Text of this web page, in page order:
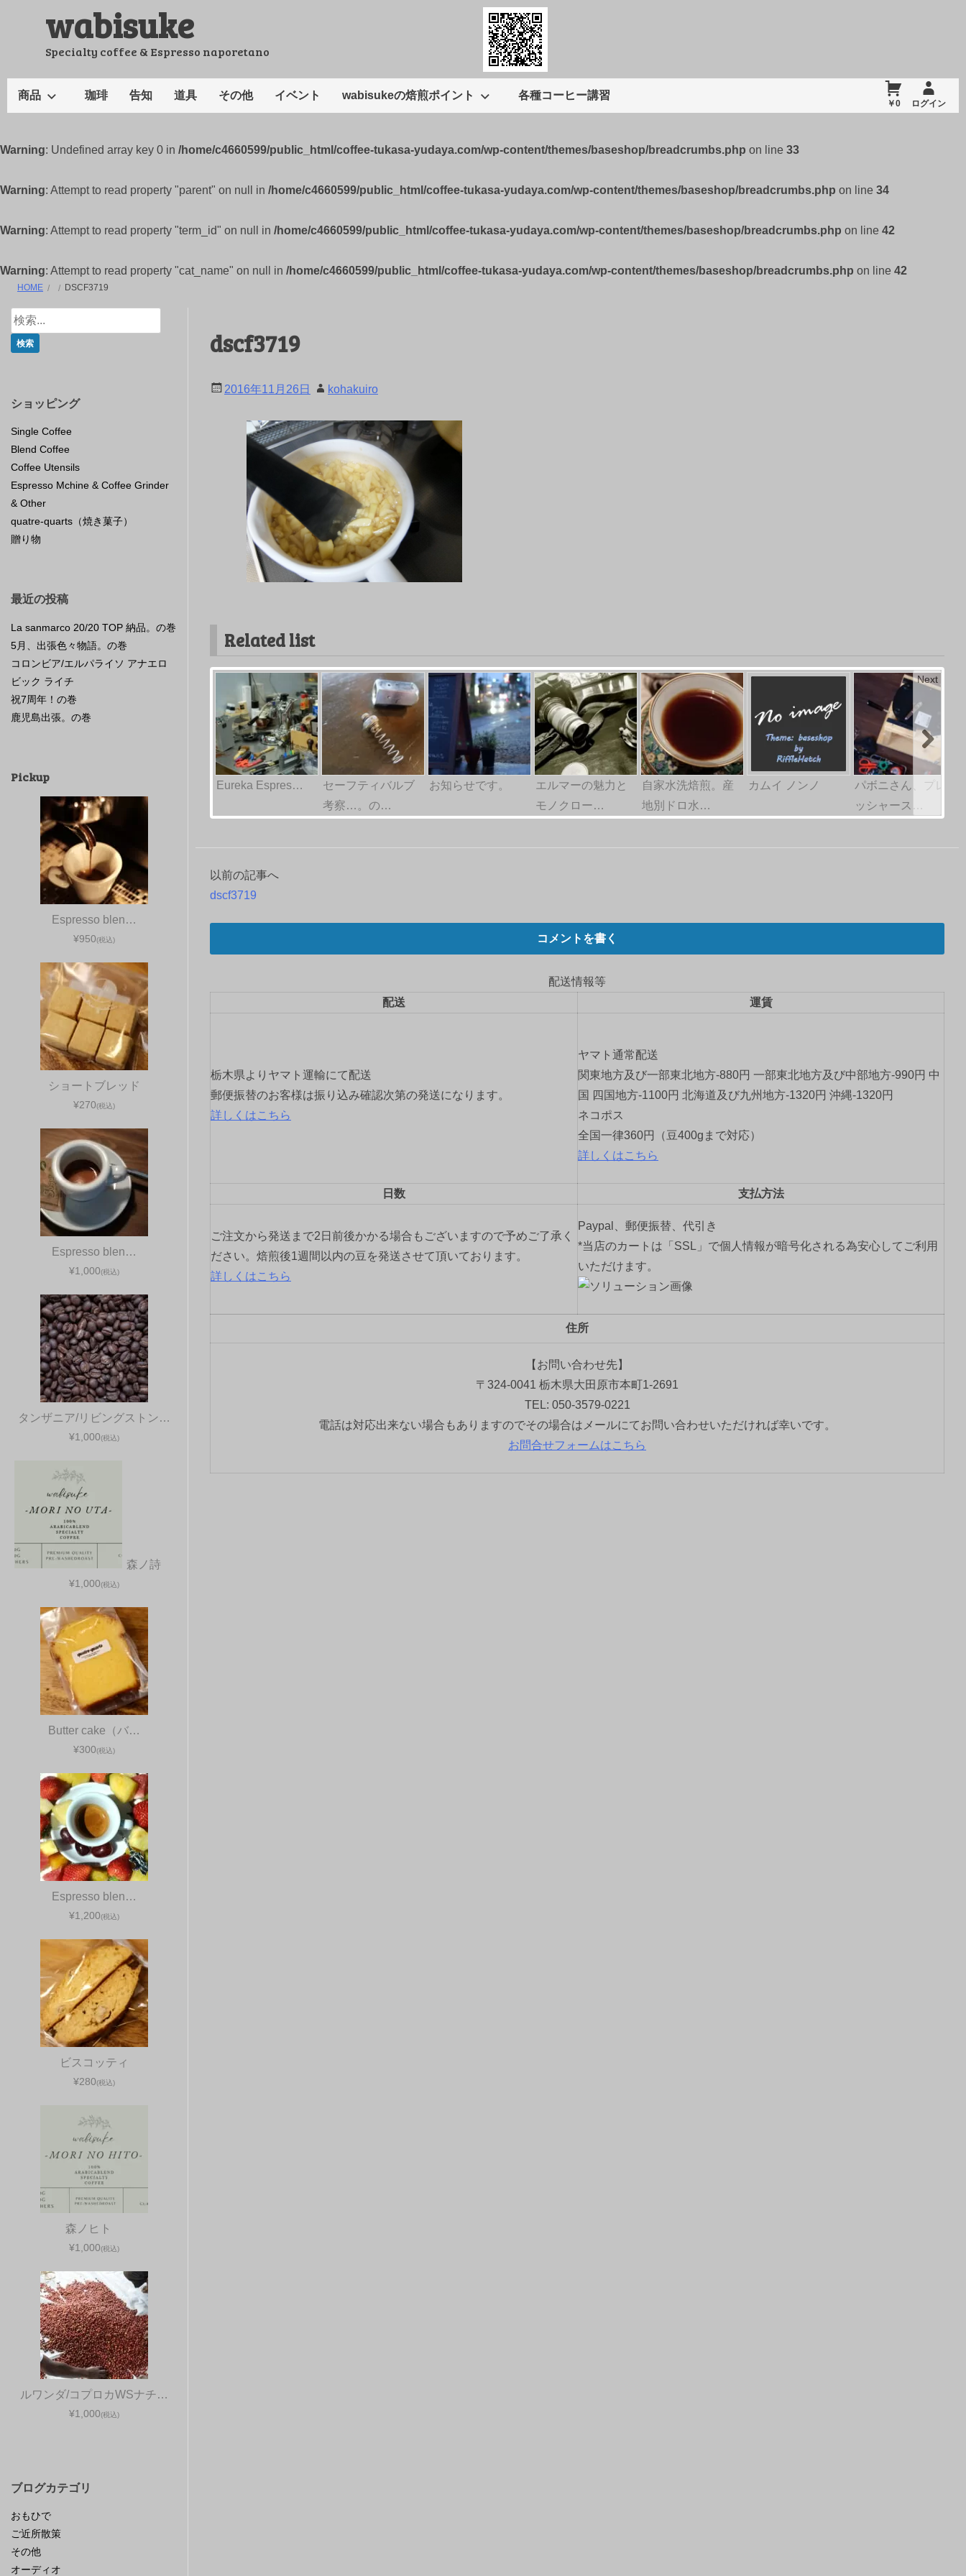
キ
プ
wabisuke
Specialty coffee & Espresso naporetano
商品 珈琲 告知 道具 その他 イベント wabisukeの焙煎ポイント 各種コーヒー講習
￥0 ログイン
Warning: Undefined array key 0 in /home/c4660599/public_html/coffee-tukasa-yudaya.com/wp-content/themes/baseshop/breadcrumbs.php on line 33
Warning: Attempt to read property "parent" on null in /home/c4660599/public_html/coffee-tukasa-yudaya.com/wp-content/themes/baseshop/breadcrumbs.php on line 34
Warning: Attempt to read property "term_id" on null in /home/c4660599/public_html/coffee-tukasa-yudaya.com/wp-content/themes/baseshop/breadcrumbs.php on line 42
Warning: Attempt to read property "cat_name" on null in /home/c4660599/public_html/coffee-tukasa-yudaya.com/wp-content/themes/baseshop/breadcrumbs.php on line 42
HOME DSCF3719
dscf3719
2016年11月26日 kohakuiro
Related list
Eureka Espres…
セーフティバルブ
考察…。の…
お知らせです。
エルマーの魅力と
モノクロー…
自家水洗焙煎。産
地別ドロ水…
カムイ ノンノ
パボニさん、プレ
ッシャース…
Next
投
シ
ョ
以前の記事へ
dscf3719
コメントを書く
配送情報等
配送
運賃
栃木県よりヤマト運輸にて配送
郵便振替のお客様は振り込み確認次第の発送になります。
詳しくはこちら
ヤマト通常配送
関東地方及び一部東北地方-880円 一部東北地方及び中部地方-990円 中
国 四国地方-1100円 北海道及び九州地方-1320円 沖縄-1320円
ネコポス
全国一律360円（豆400gまで対応）
詳しくはこちら
日数 支払方法
ご注文から発送まで2日前後かかる場合もございますので予めご了承く
ださい。焙煎後1週間以内の豆を発送させて頂いております。
詳しくはこちら
Paypal、郵便振替、代引き
*当店のカートは「SSL」で個人情報が暗号化される為安心してご利用
いただけます。
住所
【お問い合わせ先】
〒324-0041 栃木県大田原市本町1-2691
TEL: 050-3579-0221
電話は対応出来ない場合もありますのでその場合はメールにてお問い合わせいただければ幸いです。
お問合せフォームはこちら
ショッピング
Single Coffee
Blend Coffee
Coffee Utensils
Espresso Mchine & Coffee Grinder
& Other
quatre-quarts（焼き菓子）
贈り物
最近の投稿
La sanmarco 20/20 TOP 納品。の巻
5月、出張色々物語。の巻
コロンビア/エルパライソ アナエロ
ビック ライチ
祝7周年！の巻
鹿児島出張。の巻
Pickup
Espresso blen…
¥950(税込)
ショートブレッド
¥270(税込)
Espresso blen…
¥1,000(税込)
タンザニア/リビングストン…
¥1,000(税込)
森ノ詩
¥1,000(税込)
Butter cake（バ…
¥300(税込)
Espresso blen…
¥1,200(税込)
ビスコッティ
¥280(税込)
森ノヒト
¥1,000(税込)
ルワンダ/コプロカWSナチ…
¥1,000(税込)
ブログカテゴリ
おもひで
ご近所散策
その他
オーディオ